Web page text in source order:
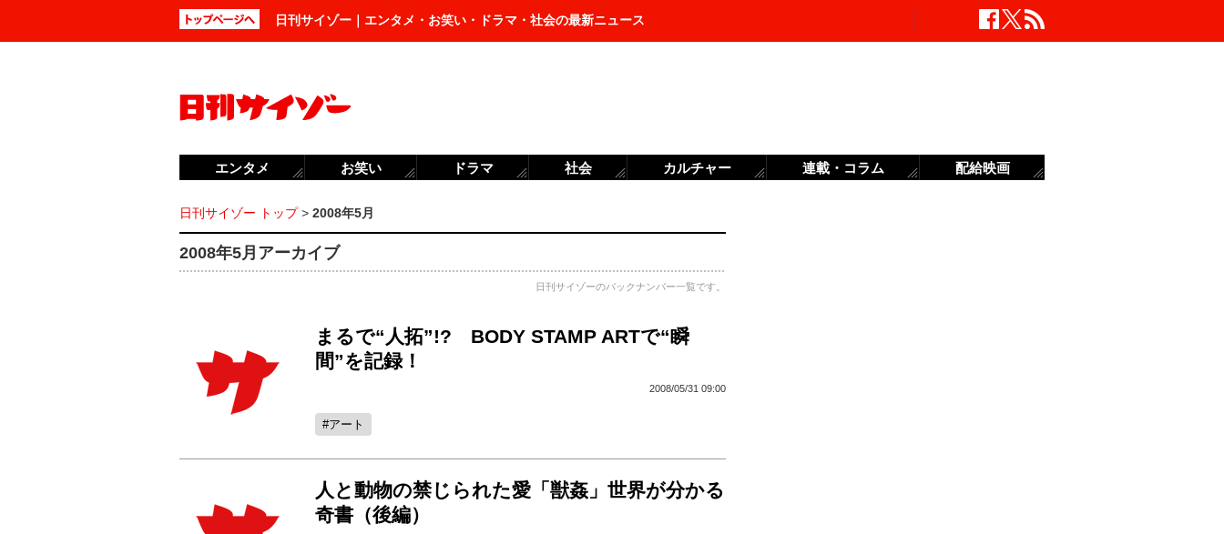
日刊サイゾー｜エンタメ・お笑い・ドラマ・社会の最新ニュース
日刊サイゾー トップ> 2008年5月
2008年5月アーカイブ
日刊サイゾーのバックナンバー一覧です。
まるで“人拓”!? BODY STAMP ARTで“瞬
間”を記録！
2008/05/31 09:00
アート
人と動物の禁じられた愛「獣姦」世界が分かる
奇書（後編）
エンタメ お笑い ドラマ 社会 カルチャー 連載・コラム 配給映画